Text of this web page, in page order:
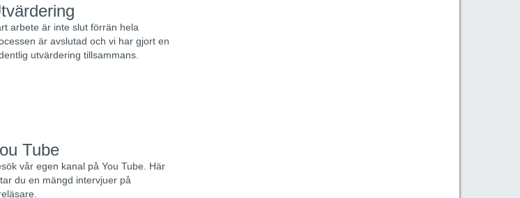
arbete är inte slut förrän hela
är avslutad och vi har gjort en
utvärdering tillsammans.
Tube
vår egen kanal på You Tube. Här
du en mängd intervjuer på